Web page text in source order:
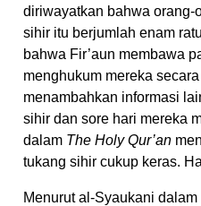
diriwayatkan bahwa orang-
sihir itu berjumlah enam
bahwa Fir’aun membawa
menghukum mereka
menambahkan informasi
sihir dan sore hari mereka
dalam The Holy Qur’an
tukang sihir cukup keras.
Menurut al-Syaukani dalam